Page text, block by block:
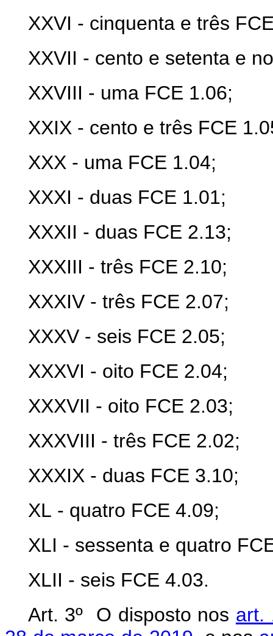
XXVI - cinquenta e três
XXVII - cento e setenta e
XXVIII - uma FCE 1.06;
XXIX - cento e três FCE
XXX - uma FCE 1.04;
XXXI - duas FCE 1.01;
XXXII - duas FCE 2.13;
XXXIII - três FCE 2.10;
XXXIV- três FCE 2.07;
XXXV- seis FCE 2.05;
XXXVI - oito FCE 2.04;
XXXVII - oito FCE 2.03;
XXXVIII - três FCE 2.02;
XXXIX - duas FCE 3.10;
XL - quatro FCE 4.09;
XLI - sessenta e quatro
XLII - seis FCE 4.03.
Art. 3º O disposto nos art.